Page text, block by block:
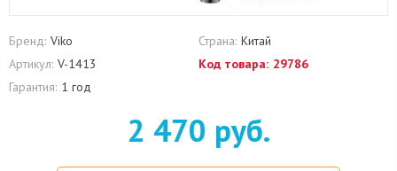
Бренд: Viko Страна: Китай
Артикул: V-1413 Код товара: 29786
Гарантия: 1 год
2 470 руб.